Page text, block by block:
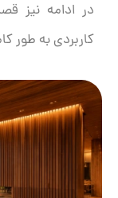
در ادامه نیز
کاربردی به طور